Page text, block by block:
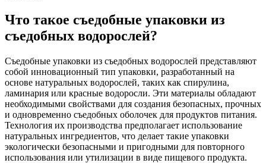
Что такое съедобные упаковки из
съедобных водорослей?
Съедобные упаковки из съедобных водорослей представляют
собой инновационный тип упаковки, разработанный на
основе натуральных водорослей, таких как спирулина,
ламинария или красные водоросли. Эти материалы обладают
необходимыми свойствами для создания безопасных, прочных
и одновременно съедобных оболочек для продуктов питания.
Технология их производства предполагает использование
натуральных ингредиентов, что делает такие упаковки
экологически безопасными и пригодными для повторного
использования или утилизации в виде пищевого продукта.